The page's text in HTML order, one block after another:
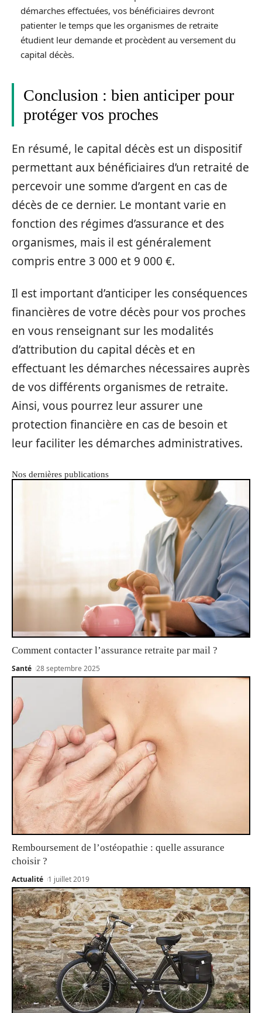
démarches effectuées, vos bénéficiaires devront
patienter le temps que les organismes de retraite
étudient leur demande et procèdent au versement du
capital décès.
Conclusion : bien anticiper pour
protéger vos proches
En résumé, le capital décès est un dispositif
permettant aux bénéficiaires d’un retraité de
percevoir une somme d’argent en cas de
décès de ce dernier. Le montant varie en
fonction des régimes d’assurance et des
organismes, mais il est généralement
compris entre 3 000 et 9 000 €.
Il est important d’anticiper les conséquences
financières de votre décès pour vos proches
en vous renseignant sur les modalités
d’attribution du capital décès et en
effectuant les démarches nécessaires auprès
de vos différents organismes de retraite.
Ainsi, vous pourrez leur assurer une
protection financière en cas de besoin et
leur faciliter les démarches administratives.
Nos dernières publications
Comment contacter l’assurance retraite par mail ?
Santé 28 septembre 2025
Remboursement de l’ostéopathie : quelle assurance
choisir ?
Actualité 1 juillet 2019